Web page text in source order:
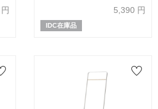
円 5,390 円
IDC在庫品